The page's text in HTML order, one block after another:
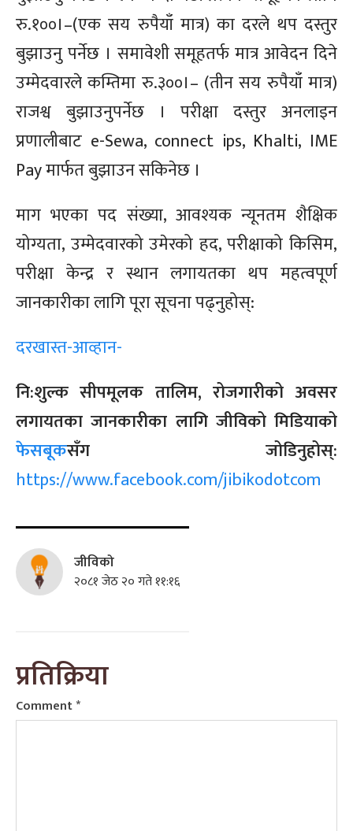
रु.१००।–(एक सय रुपैयाँ मात्र) का दरले थप दस्तुर
बुझाउनु पर्नेछ । समावेशीसमूहतर्फमात्र आवेदन दिने
उम्मेदवारले कम्तिमा रु.३००।– (तीनसय रुपैयाँमात्र)
राजश्व बुझाउनुपर्नेछ । परीक्षा दस्तुर अनलाइन
प्रणालीबाट e-Sewa, connect ips, Khalti, IME
Payमार्फत बुझाउन सकिनेछ ।
माग भएका पद संख्या, आवश्यक न्यूनतम शैक्षिक
योग्यता, उम्मेदवारको उमेरको हद, परीक्षाको किसिम,
परीक्षा केन्द्र र स्थान लगायतका थप महत्वपूर्ण
जानकारीका लागि पूरा सूचना पढ्नुहोस्:
दरखास्त-आव्हान-
नि:शुल्क सीपमूलक तालिम, रोजगारीको अवसर
लगायतका जानकारीका लागि जीविको मिडियाको
फेसबूकसँग जोडिनुहोस्:
https://www.facebook.com/jibikodotcom
जीविको
२०८१ जेठ २० गते ११:१६
प्रतिक्रिया
Comment*